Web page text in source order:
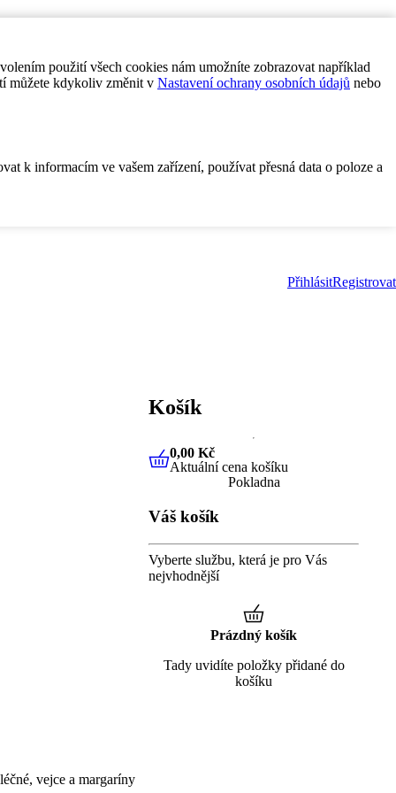
použití všech cookies nám umožníte zobrazovat například
můžete kdykoliv změnit v Nastavení ochrany osobních údajů nebo
k informacím ve vašem zařízení, používat přesná data o poloze a
PřihlásitRegistrovat
vejce a margaríny
Košík
0,00 KčAktuální cena košíku
0,00 Kč
Aktuální cena košíku
Pokladna
Váš košík
Vyberte službu, která je pro Vás
nejvhodnější
Prázdný košík
Tady uvidíte položky přidané do
košíku